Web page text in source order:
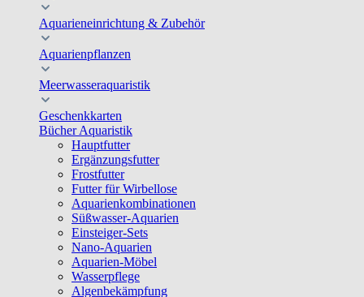
Aquarieneinrichtung & Zubehör
Aquarienpflanzen
Meerwasseraquaristik
Geschenkkarten
Bücher Aquaristik
Hauptfutter
Ergänzungsfutter
Frostfutter
Futter für Wirbellose
Aquarienkombinationen
Süßwasser-Aquarien
Einsteiger-Sets
Nano-Aquarien
Aquarien-Möbel
Wasserpflege
Algenbekämpfung